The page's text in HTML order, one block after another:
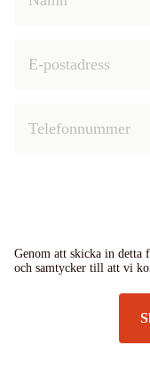
Genom att skicka in detta
och samtycker till att vi